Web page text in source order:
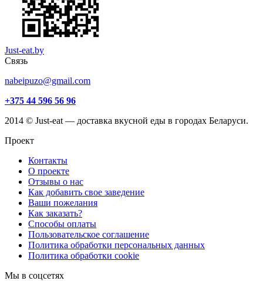
Just-eat.by
Связь
nabeipuzo@gmail.com
+375 44 596 56 96
2014 © Just-eat — доставка вкусной еды в городах Беларуси.
Проект
Контакты
О проекте
Отзывы о нас
Как добавить свое заведение
Ваши пожелания
Как заказать?
Способы оплаты
Пользовательское соглашение
Политика обработки персональных данных
Политика обработки cookie
Мы в соцсетях